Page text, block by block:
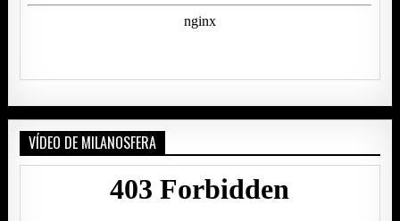
VÍDEO DE MILANOSFERA